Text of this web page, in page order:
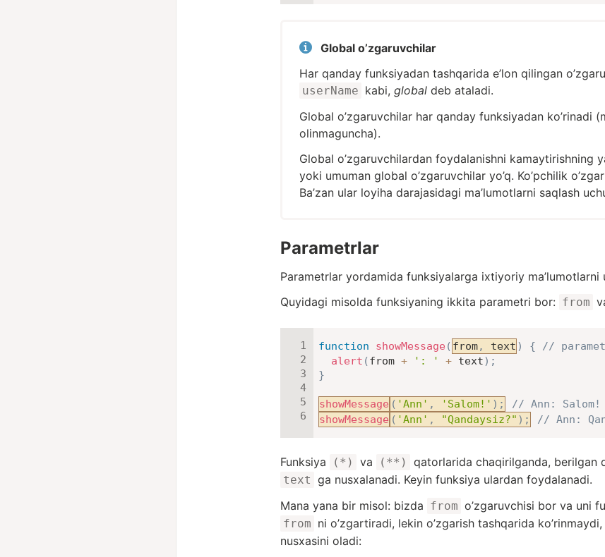
Global o’zgaruvchilar
Har qanday funksiyadan tashqarida e’lon qilingan
userName kabi, global deb ataladi.
Global o’zgaruvchilar har qanday funksiyadan ko’rinadi
olinmaguncha).
Global o’zgaruvchilardan foydalanishni kamaytirishning
yoki umuman global o’zgaruvchilar yo’q. Ko’pchilik
Ba’zan ular loyiha darajasidagi ma’lumotlarni saqlash
Parametrlar
Parametrlar yordamida funksiyalarga ixtiyoriy ma’lumotlarni
Quyidagi misolda funksiyaning ikkita parametri bor: from
function showMessage ( from, text ) {
//
alert (from + ': ' + text) ;
}
showMessage ( 'Ann' , 'Salom!' ) ;
// Ann:
showMessage ( 'Ann' , "Qandaysiz?" ) ; // Ann:
Funksiya (*) va (**) qatorlarida chaqirilganda, berilgan
text ga nusxalanadi. Keyin funksiya ulardan foydalanadi.
Mana yana bir misol: bizda from o’zgaruvchisi bor va uni
from ni o’zgartiradi, lekin o’zgarish tashqarida
nusxasini oladi: